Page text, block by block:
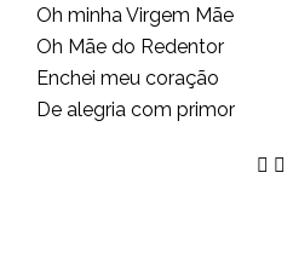
Oh minha Virgem Mãe
Oh Mãe do Redentor
Enchei meu coração
De alegria com primor